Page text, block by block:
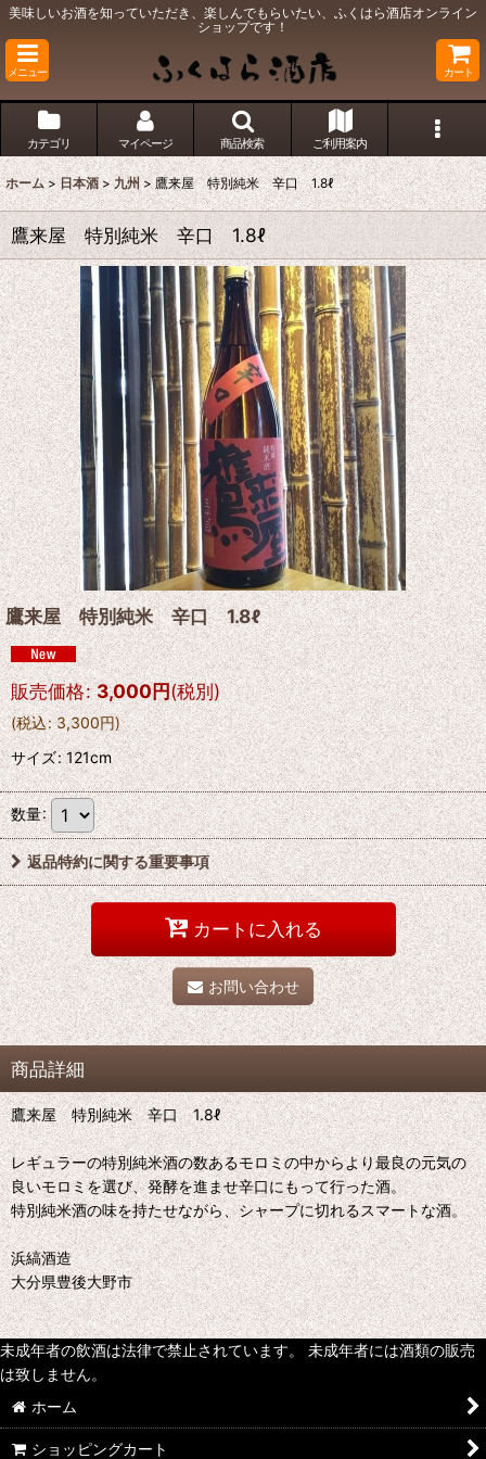
美味しいお酒を知っていただき、楽しんでもらいたい、ふくはら酒店オンライン
ショップです！
メニュー カート
カテゴリ マイページ 商品検索 ご利用案内
ホーム > 日本酒 > 九州 > 鷹来屋 特別純米 辛口 1.8ℓ
鷹来屋 特別純米 辛口 1.8ℓ
鷹来屋 特別純米 辛口 1.8ℓ
販売価格: 3,000円(税別)
(税込: 3,300円)
サイズ:121cm
数量:
返品特約に関する重要事項
カートに入れる
お問い合わせ
商品詳細
鷹来屋 特別純米 辛口 1.8ℓ
レギュラーの特別純米酒の数あるモロミの中からより最良の元気の
良いモロミを選び、発酵を進ませ辛口にもって行った酒。
特別純米酒の味を持たせながら、シャープに切れるスマートな酒。
浜縞酒造
大分県豊後大野市
未成年者の飲酒は法律で禁止されています。 未成年者には酒類の販売
は致しません。
ホーム
ショッピングカート